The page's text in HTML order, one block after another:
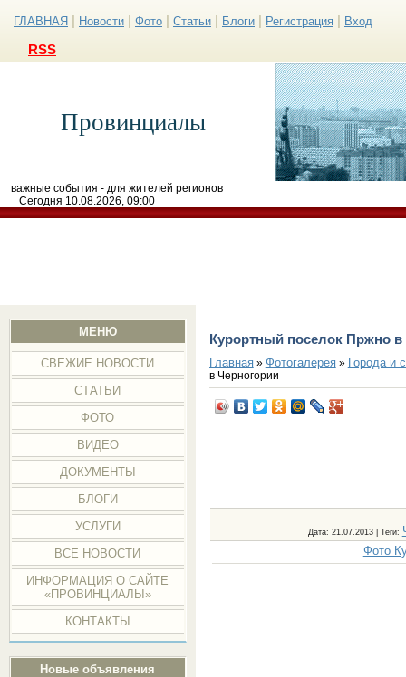
ГЛАВНАЯ Новости Фото Статьи Блоги Регистрация Вход
RSS
Провинциалы
важные события - для жителей регионов
Сегодня 10.08.2026, 09:00
МЕНЮ
СВЕЖИЕ НОВОСТИ
СТАТЬИ
ФОТО
ВИДЕО
ДОКУМЕНТЫ
БЛОГИ
УСЛУГИ
ВСЕ НОВОСТИ
ИНФОРМАЦИЯ О САЙТЕ
«ПРОВИНЦИАЛЫ»
КОНТАКТЫ
Новые объявления
Курортный поселок Пржно
Главная» Фотогалерея» Города и
в Черногории
Дата: 21.07.2013 | Теги:
Фото